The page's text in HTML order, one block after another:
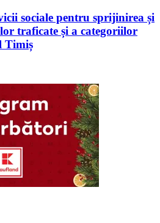
sociale pentru sprijinirea și
traficate și a categoriilor
Timiș